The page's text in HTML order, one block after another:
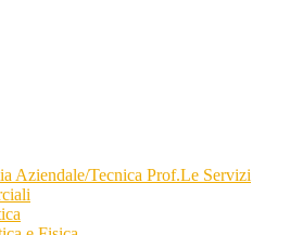
Aziendale/Tecnica Prof.Le Servizi